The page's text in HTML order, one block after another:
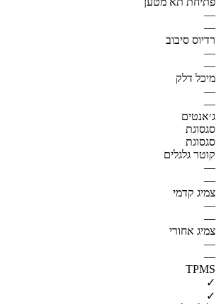
—
—
רדיוס סיבוב
—
—
מיכל דלק
—
—
ג׳אנטים
סגסוגת
סגסוגת
קוטר גלגלים
—
—
צמיג קדמי
—
—
צמיג אחורי
—
—
TPMS
✓
✓